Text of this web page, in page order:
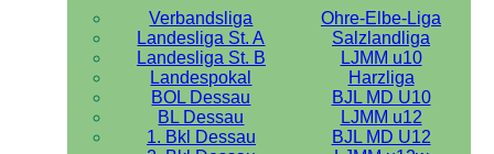
Verbandsliga
Ohre-Elbe-Liga
Landesliga St. A
Salzlandliga
Landesliga St. B
LJMM u10
Landespokal
Harzliga
BOL Dessau
BJL MD U10
BL Dessau
LJMM u12
1. Bkl Dessau
BJL MD U12